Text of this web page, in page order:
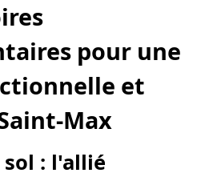
pour une
et
Max
sol : l'allié